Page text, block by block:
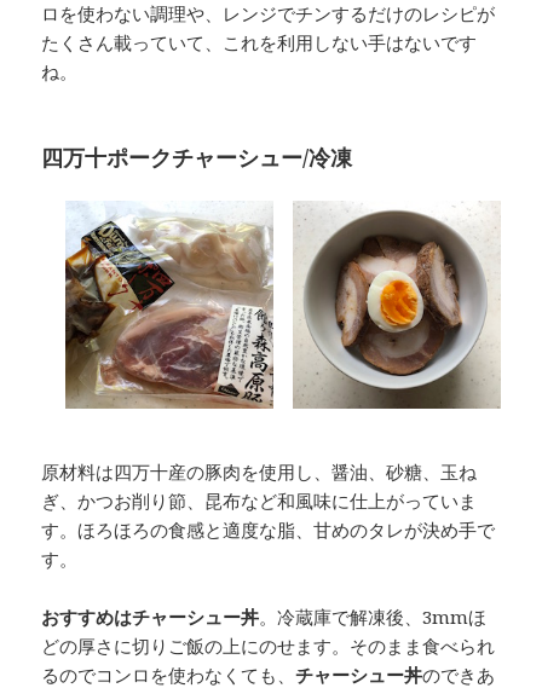
ロを使わない調理や、レンジでチンするだけのレシピが
たくさん載っていて、これを利用しない手はないです
ね。
四万十ポークチャーシュー/冷凍
原材料は四万十産の豚肉を使用し、醤油、砂糖、玉ね
ぎ、かつお削り節、昆布など和風味に仕上がっていま
す。ほろほろの食感と適度な脂、甘めのタレが決め手で
す。
おすすめはチャーシュー丼。冷蔵庫で解凍後、3mmほ
どの厚さに切りご飯の上にのせます。そのまま食べられ
るのでコンロを使わなくても、チャーシュー丼のできあ